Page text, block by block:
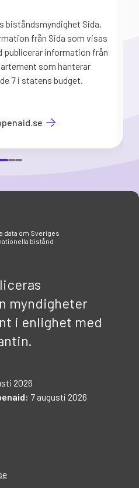
biståndsmyndighet Sida,
från Sida som visas
publicerar information från
som hanterar
7 i statens budget.
data om Sveriges
bistånd
myndigheter
i enlighet med
2026
7 augusti 2026